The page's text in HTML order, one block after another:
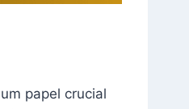
papel crucial